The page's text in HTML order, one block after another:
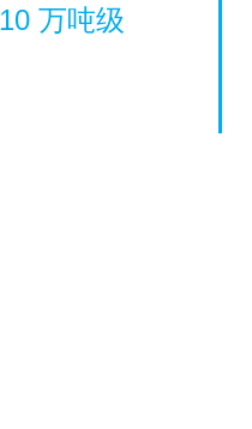
万吨级